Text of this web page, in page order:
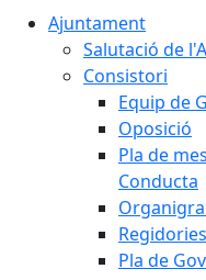
Ajuntament
Salutació de
Consistori
Equip de
Oposició
Pla de
Conducta
Regidories
Pla de